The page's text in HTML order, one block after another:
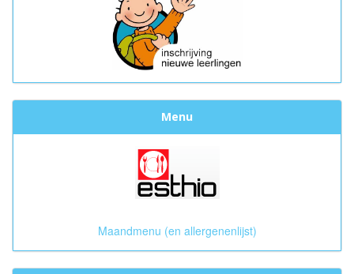
Menu
Maandmenu (en allergenenlijst)